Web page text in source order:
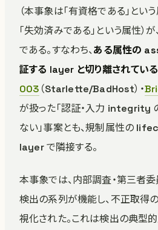
（本事象は「有資格である」という
「失効済みである」という属性）
である。すなわち、ある属性の
証する layer と切り離されている
003 （Starlette/BadHost）・
が扱った「認証・入力 integrity
ない」事案とも、規制属性の
layer で隣接する。
本事象では、内部調査・第三者
検出の系列が機能し、不正取得
視化された。これは検出の典型